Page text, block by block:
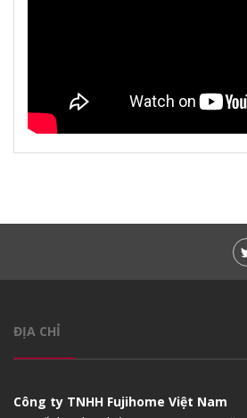
ĐỊA CHỈ
Công ty TNHH Fujihome Việt Nam